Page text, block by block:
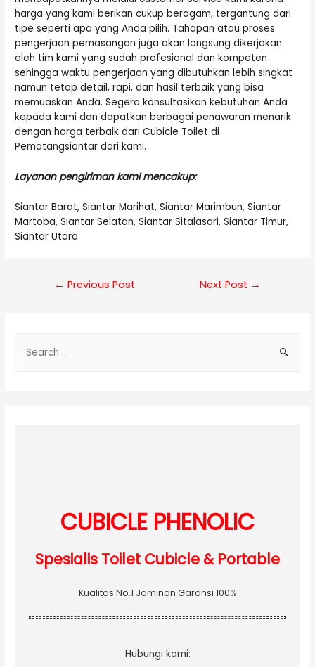
harga yang kami berikan cukup beragam, tergantung dari
tipe seperti apa yang Anda pilih. Tahapan atau proses
pengerjaan pemasangan juga akan langsung dikerjakan
oleh tim kami yang sudah profesional dan kompeten
sehingga waktu pengerjaan yang dibutuhkan lebih singkat
namun tetap detail, rapi, dan hasil terbaik yang bisa
memuaskan Anda. Segera konsultasikan kebutuhan Anda
kepada kami dan dapatkan berbagai penawaran menarik
dengan harga terbaik dari Cubicle Toilet di
Pematangsiantar dari kami.
Layanan pengiriman kami mencakup:
Siantar Barat, Siantar Marihat, Siantar Marimbun, Siantar
Martoba, Siantar Selatan, Siantar Sitalasari, Siantar Timur,
Siantar Utara
Post
← Previous Post Next Post →
CUBICLE PHENOLIC
Spesialis Toilet Cubicle & Portable
Kualitas No.1 Jaminan Garansi 100%
Hubungi kami: